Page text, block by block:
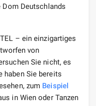
Deutschlands
– ein einzigartiges
von
Sie nicht, es
haben Sie bereits
zum Beispiel
in Wien oder Tanzen